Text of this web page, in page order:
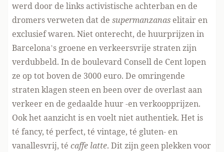
werd door de links activistische achterban en de
dromers verweten dat de supermanzanas elitair en
exclusief waren. Niet onterecht, de huurprijzen in
Barcelona’s groene en verkeersvrije straten zijn
verdubbeld. In de boulevard Consell de Cent lopen
ze op tot boven de 3000 euro. De omringende
straten klagen steen en been over de overlast aan
verkeer en de gedaalde huur -en verkoopprijzen.
Ook het aanzicht is en voelt niet authentiek. Het is
té fancy, té perfect, té vintage, té gluten- en
vanallesvrij, té caffe latte. Dit zijn geen plekken voor